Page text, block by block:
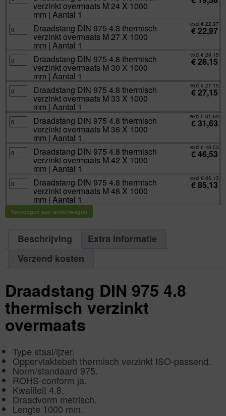
Aantal
M
mm
Aantal
975
verzinkt
overmaats
M
mm
Aantal
verzinkt overmaats M 24 X 1000
mm | Aantal 1
Draadstang
DIN
975
verzinkt
overmaats
M
mm
Aantal
Draadstang DIN 975 4.8 thermisch
verzinkt overmaats M 27 X 1000
mm | Aantal 1
excl.€ 22,97
€22,97
Draadstang
DIN
975
verzinkt
overmaats
M
mm
Aantal
Draadstang DIN 975 4.8 thermisch
verzinkt overmaats M 30 X 1000
mm | Aantal 1
excl.€ 28,15
€28,15
Draadstang
DIN
975
verzinkt
overmaats
M
mm
Aantal
Draadstang DIN 975 4.8 thermisch
verzinkt overmaats M 33 X 1000
mm | Aantal 1
excl.€ 27,15
€27,15
Draadstang
DIN
975
verzinkt
overmaats
M
mm
Aantal
Draadstang DIN 975 4.8 thermisch
verzinkt overmaats M 36 X 1000
mm | Aantal 1
excl.€ 31,63
€31,63
Draadstang
DIN
975
verzinkt
overmaats
M
1000
mm
Draadstang DIN 975 4.8 thermisch
verzinkt overmaats M 42 X 1000
mm | Aantal 1
excl.€ 46,53
€46,53
Draadstang
DIN
975
verzinkt
overmaats
M
1000
aantal
Draadstang DIN 975 4.8 thermisch
verzinkt overmaats M 48 X 1000
mm | Aantal 1
excl.€ 85,13
€85,13
Toevoegen aan winkelwagen
Beschrijving
Extra Informatie
Verzend kosten
Draadstang DIN 975 4.8
thermisch verzinkt
overmaats
Type staal/ijzer.
Oppervlaktebeh thermisch verzinkt ISO-passend.
Norm/standaard 975.
ROHS-conform ja.
Kwaliteit4.8.
Draadvorm metrisch.
Lengte 1000 mm.